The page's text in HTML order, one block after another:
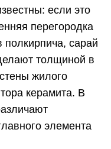
если это
перегородка
сарай
толщиной в
жилого
керамита. В
элемента